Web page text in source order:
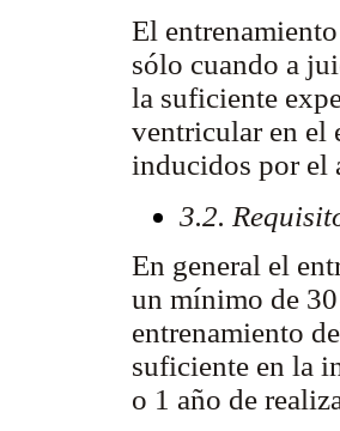
El
sólo cuando a
la suficiente
ventricular en el
inducidos por el
3.2.
En general el
un mínimo de
entrenamiento
suficiente en la
o 1 año de